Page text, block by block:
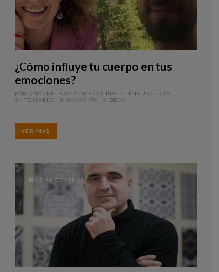
¿Cómo influye tu cuerpo en tus
emociones?
POR ENCUENTROS EL MERCURIO •
ENCUENTROS
ANTERIORES
INNOVACIÓN VIDEOS
VER MAS
5 AÑOS ATRAS